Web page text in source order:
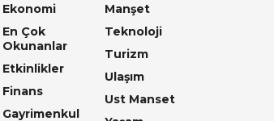
Ekonomi
En Çok
Okunanlar
Etkinlikler
Finans
Gayrimenkul
Manşet
Teknoloji
Turizm
Ulaşım
Ust Manset